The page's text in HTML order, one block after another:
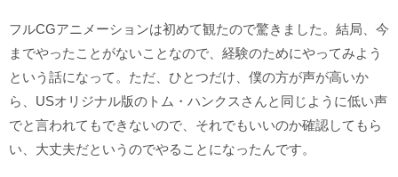
フルCGアニメーションは初めて観たので驚きました。結局、今
までやったことがないことなので、経験のためにやってみよう
という話になって。ただ、ひとつだけ、僕の方が声が高いか
ら、USオリジナル版のトム・ハンクスさんと同じように低い声
でと言われてもできないので、それでもいいのか確認してもら
い、大丈夫だというのでやることになったんです。